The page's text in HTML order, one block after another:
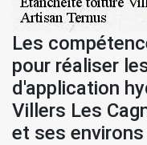
Les
pour réaliser
d'application
Villers Les
et ses environs